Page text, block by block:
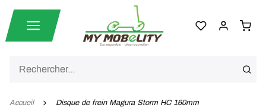
Accueil Disque de frein Magura Storm HC 160mm